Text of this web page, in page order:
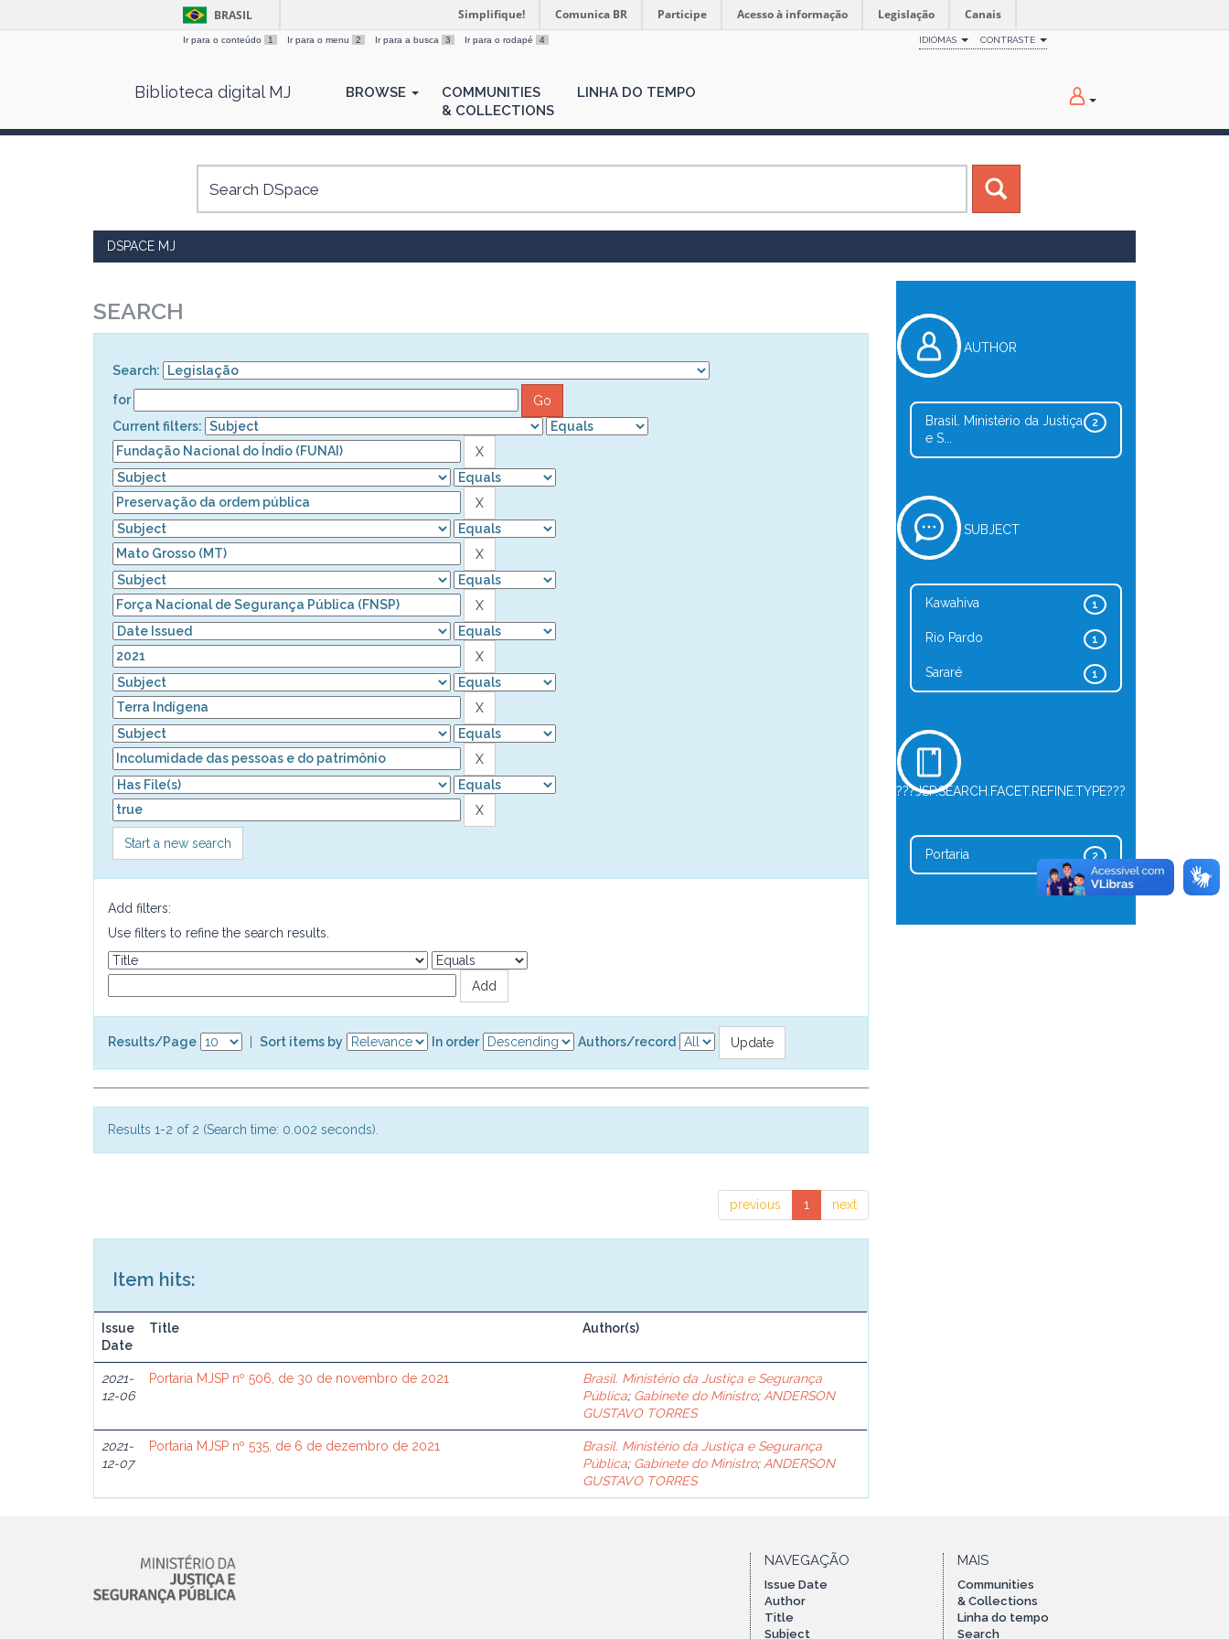
BRASIL Simplifique! Comunica BR Participe Acesso à informação Legislação Canais
Ir para o conteúdo 1 Ir para o menu 2 Ir para a busca 3 Ir para o rodapé 4 IDIOMAS CONTRASTE
Biblioteca digital MJ BROWSE
COMMUNITIES
& COLLECTIONS
LINHA DO TEMPO
DSPACE MJ
SEARCH
Search:
for
Current filters:
Start a new search
Add filters:
Use filters to refine the search results.
Results/Page Sort items by In order Authors/record
Results 1-2 of 2 (Search time: 0.002 seconds).
previous 1 next
Item hits:
Issue
Date
Title Author(s)
2021-
12-06
Portaria MJSP nº 506, de 30 de novembro de 2021
Brasil. Ministério da Justiça e Segurança
Pública; Gabinete do Ministro; ANDERSON
GUSTAVO TORRES
2021-
12-07
Portaria MJSP nº 535, de 6 de dezembro de 2021
Brasil. Ministério da Justiça e Segurança
Pública; Gabinete do Ministro; ANDERSON
GUSTAVO TORRES
AUTHOR
2
Brasil. Ministério da Justiça
e S...
SUBJECT
1
Kawahiva
1
Rio Pardo
1
Sararé
???JSP.SEARCH.FACET.REFINE.TYPE???
2
Portaria
NAVEGAÇÃO
Issue Date
Author
Title
Subject
MAIS
Communities
& Collections
Linha do tempo
Search